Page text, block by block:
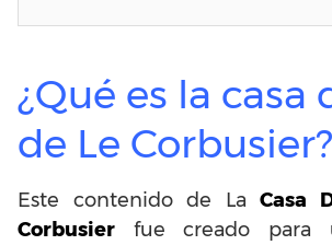
¿Qué es la
de Le Corbusier?
Este contenido de LaCasa
Corbusier fue creado para